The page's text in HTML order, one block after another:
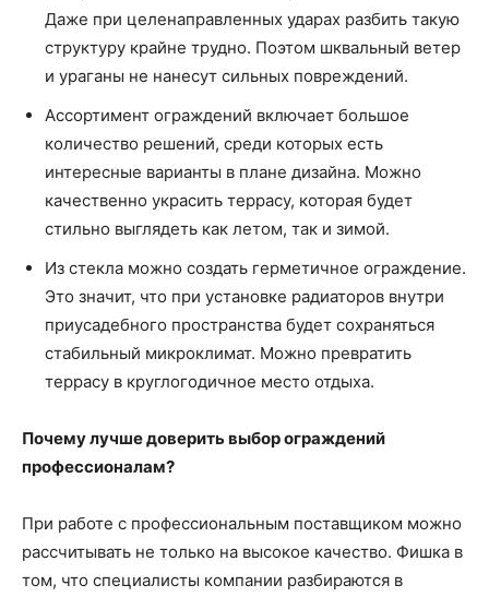
Даже при целенаправленных ударах разбить такую
структуру крайне трудно. Поэтом шквальный ветер
и ураганы не нанесут сильных повреждений.
Ассортимент ограждений включает большое
количество решений, среди которых есть
интересные варианты в плане дизайна. Можно
качественно украсить террасу, которая будет
стильно выглядеть как летом, так и зимой.
Из стекла можно создать герметичное ограждение.
Это значит, что при установке радиаторов внутри
приусадебного пространства будет сохраняться
стабильный микроклимат. Можно превратить
террасу в круглогодичное место отдыха.
Почему лучше доверить выбор ограждений
профессионалам?
При работе с профессиональным поставщиком можно
рассчитывать не только на высокое качество. Фишка в
том, что специалисты компании разбираются в